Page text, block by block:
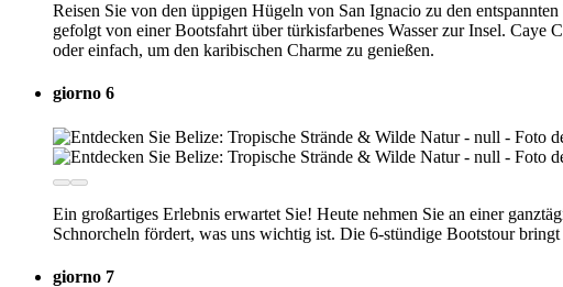
Reisen Sie von den üppigen Hügeln von San Ignacio zu den
gefolgt von einer Bootsfahrt über türkisfarbenes Wasser zur Insel. Caye
oder einfach, um den karibischen Charme zu genießen.
giorno 6
Ein großartiges Erlebnis erwartet Sie! Heute nehmen Sie an einer
Schnorcheln fördert, was uns wichtig ist. Die 6-stündige Bootstour
giorno 7